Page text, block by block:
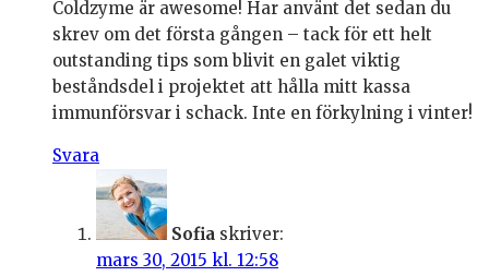
Coldzyme är awesome! Har använt det sedan du
skrev om det första gången – tack för ett helt
outstanding tips som blivit en galet viktig
beståndsdel i projektet att hålla mitt kassa
immunförsvar i schack. Inte en förkylning i vinter!
Svara
Sofia skriver:
mars 30, 2015 kl. 12:58